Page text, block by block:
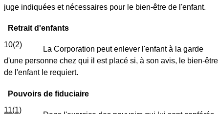
juge indiquées et nécessaires pour le bien-être de l'enfant.
Retrait d'enfants
10(2)
La Corporation peut enlever l'enfant à la garde
d'une personne chez qui il est placé si, à son avis, le bien-être
de l'enfant le requiert.
Pouvoirs de fiduciaire
11(1)